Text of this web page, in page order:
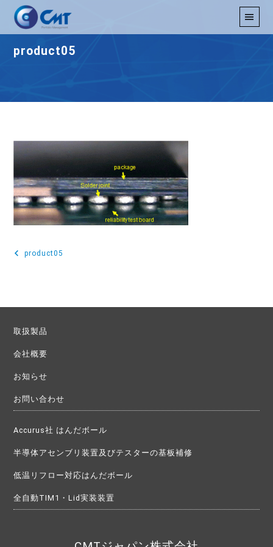
product05
投
ゲ
ー
シ
ョ
product05
取扱製品
会社概要
お知らせ
お問い合わせ
Accurus社 はんだボール
半導体アセンブリ装置及びテスターの基板補修
低温リフロー対応はんだボール
全自動TIM1・Lid実装装置